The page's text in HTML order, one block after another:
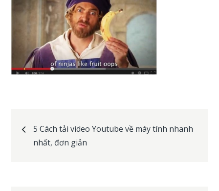
Post
5 Cách tải video Youtube về máy tính nhanh
nhất, đơn giản